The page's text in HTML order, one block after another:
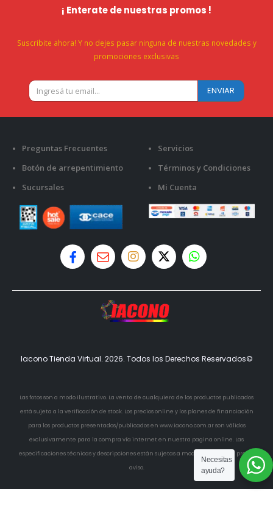
¡ Enterate de nuestras promos !
Suscribite ahora! Y no dejes pasar ninguna de nuestras novedades y
promociones exclusivas
Preguntas Frecuentes
Botón de arrepentimiento
Sucursales
Servicios
Términos y Condiciones
Mi Cuenta
Iacono Tienda Virtual. 2026. Todos los Derechos Reservados©
Las fotos son a modo ilustrativo. La venta de cualquiera de los productos publicados
está sujeta a la verificación de stock. Los precios online y los planes de financiación
para los productos presentados/publicados en www.iacono.com.ar son válidos
exclusivamente para la compra vía internet en nuestra pagina online. Las
especificaciones técnicas y descripciones están sujetas a modificaciones sin previo
aviso.
Necesitas
ayuda?